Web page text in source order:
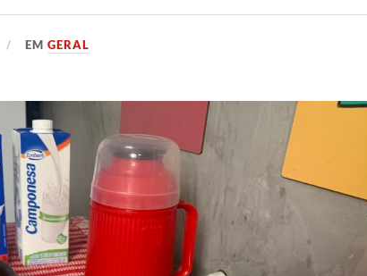
EMGERAL